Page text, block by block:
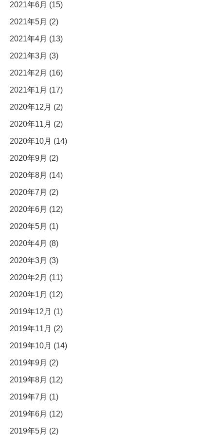
2021年6月 (15)
2021年5月 (2)
2021年4月 (13)
2021年3月 (3)
2021年2月 (16)
2021年1月 (17)
2020年12月 (2)
2020年11月 (2)
2020年10月 (14)
2020年9月 (2)
2020年8月 (14)
2020年7月 (2)
2020年6月 (12)
2020年5月 (1)
2020年4月 (8)
2020年3月 (3)
2020年2月 (11)
2020年1月 (12)
2019年12月 (1)
2019年11月 (2)
2019年10月 (14)
2019年9月 (2)
2019年8月 (12)
2019年7月 (1)
2019年6月 (12)
2019年5月 (2)